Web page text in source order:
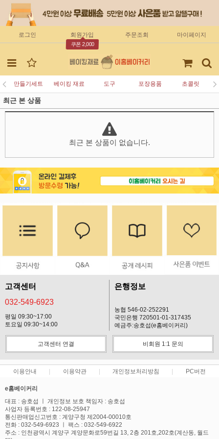
로그인 회원가입
쿠폰 2,000
주문조회 마이페이지
만들기세트 베이킹 재료 도구 포장용품 초콜릿
최근 본 상품
최근 본 상품이 없습니다.
고객센터
032-549-6923
평일 09:30~17:00
토요일 09:30~14:00
은행정보
농협 546-02-252291
국민은행 720501-01-317435
예금주:송호섭(e홈베이커리)
고객센터 연결 비회원 1:1 문의
이용안내 이용약관 개인정보처리방침 PC버전
e홈베이커리
대표 : 송호섭 ㅣ 개인정보 보호 책임자 : 송호섭
사업자 등록번호 : 122-08-25947
통신판매업신고번호 : 계양구청 제2004-00010호
전화 : 032-549-6923 ㅣ 팩스 : 032-549-6922
주소 : 인천광역시 계양구 계양문화로59번길 13, 2층 201호,202호(계산동, 월드